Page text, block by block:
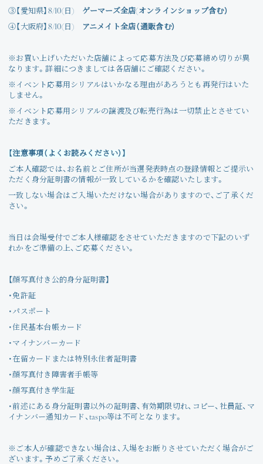
③【愛知県】8/10(日) ゲーマーズ全店(オンラインショップ含む）
④【大阪府】8/10(日) アニメイト全店（通販含む）
※お買い上げいただいた店舗によって応募方法及び応募締め切りが異
なります。詳細につきましては各店舗にご確認ください。
※イベント応募用シリアルはいかなる理由があろうとも再発行はいた
しません。
※イベント応募用シリアルの譲渡及び転売行為は一切禁止とさせてい
ただきます。
【注意事項（よくお読みください）】
ご本人確認では、お名前とご住所が当選発表時点の登録情報とご提示い
ただく身分証明書の情報が一致しているかを確認いたします。
一致しない場合はご入場いただけない場合がありますので、ご了承くだ
さい。
当日は会場受付でご本人様確認をさせていただきますので下記のいず
れかをご準備の上、ご応募ください。
【顔写真付き公的身分証明書】
・免許証
・パスポート
・住民基本台帳カード
・マイナンバーカード
・在留カードまたは特別永住者証明書
・顔写真付き障害者手帳等
・顔写真付き学生証
・前述にある身分証明書以外の証明書、有効期限切れ、コピー、社員証、マ
イナンバー通知カード、taspo等は不可となります。
※ご本人が確認できない場合は、入場をお断りさせていただく場合がご
ざいます。予めご了承ください。